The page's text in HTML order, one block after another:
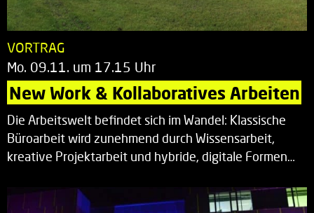
VORTRAG
Mo. 09.11. um 17.15 Uhr
New Work & Kollaboratives Arbeiten
Die Arbeitswelt befindet sich im Wandel: Klassische
Büroarbeit wird zunehmend durch Wissensarbeit,
kreative Projektarbeit und hybride, digitale Formen…